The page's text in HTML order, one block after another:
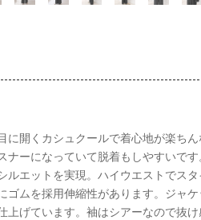
開くカシュクールで着心地が楽ち
ナーになっていて脱着もしやすいで
ルエットを実現。ハイウエストでス
ゴムを採用伸縮性があります。ジャ
上げています。袖はシアーなので抜